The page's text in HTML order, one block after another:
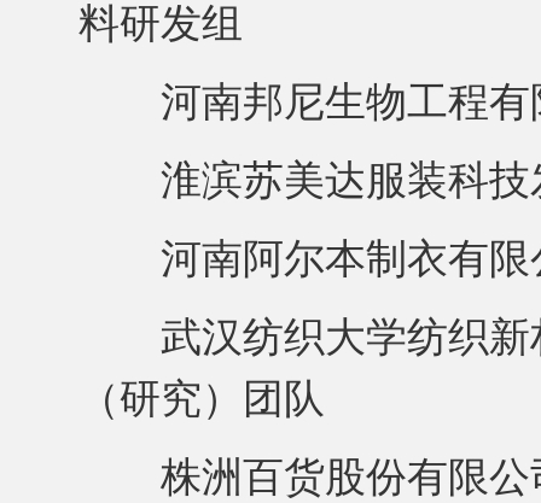
料研发组
河南邦尼生物工程有
淮滨苏美达服装科技
河南阿尔本制衣有限
武汉纺织大学纺织新
（研究）团队
株洲百货股份有限公